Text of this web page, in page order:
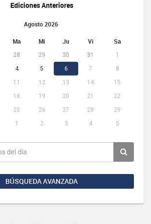
Ediciones Anteriores
Agosto 2026
Ma Mi Ju Vi Sa
28 29 30 31
1
4 5 6 7
8
11 12 13 14
15
18 19 20 21
22
25 26 27 28
29
1 2 3 4 5
BÚSQUEDA AVANZADA